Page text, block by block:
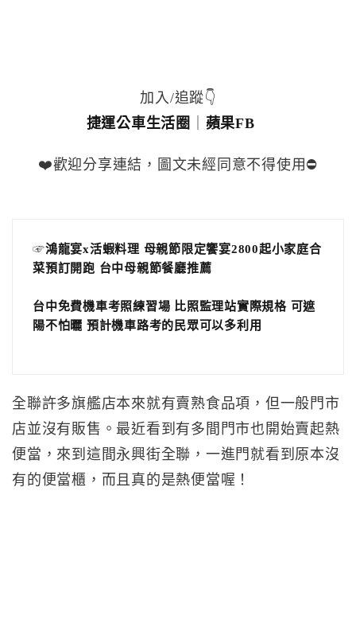
加入/追蹤👇
捷運公車生活圈
蘋果FB
❤️歡迎分享連結，圖文未經同意不得使用⛔️
☞鴻龍宴x活蝦料理 母親節限定饗宴2800起小家庭合
菜預訂開跑 台中母親節餐廳推薦
台中免費機車考照練習場 比照監理站實際規格 可遮
陽不怕曬 預計機車路考的民眾可以多利用
全聯許多旗艦店本來就有賣熟食品項，但一般門市
店並沒有販售。最近看到有多間門市也開始賣起熱
便當，來到這間永興街全聯，一進門就看到原本沒
有的便當櫃，而且真的是熱便當喔！